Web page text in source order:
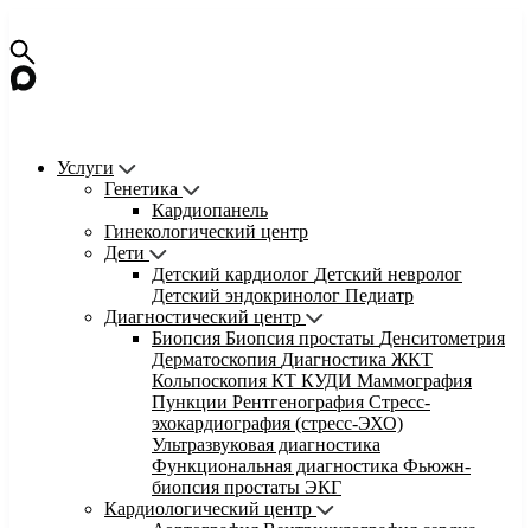
Услуги
Генетика
Кардиопанель
Гинекологический центр
Дети
Детский кардиолог Детский невролог
Детский эндокринолог Педиатр
Диагностический центр
Биопсия Биопсия простаты Денситометрия
Дерматоскопия Диагностика ЖКТ
Кольпоскопия КТ КУДИ Маммография
Пункции Рентгенография Стресс-
эхокардиография (стресс-ЭХО)
Ультразвуковая диагностика
Функциональная диагностика Фьюжн-
биопсия простаты ЭКГ
Кардиологический центр